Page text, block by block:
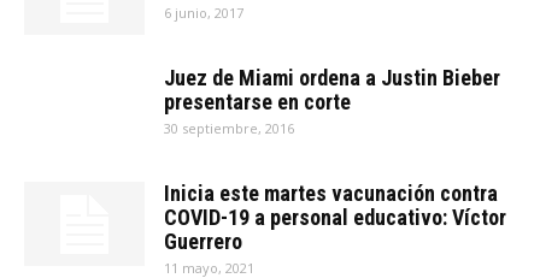
6 junio, 2017
Juez de Miami ordena a Justin Bieber
presentarse en corte
30 septiembre, 2016
Inicia este martes vacunación contra
COVID-19 a personal educativo: Víctor
Guerrero
11 mayo, 2021